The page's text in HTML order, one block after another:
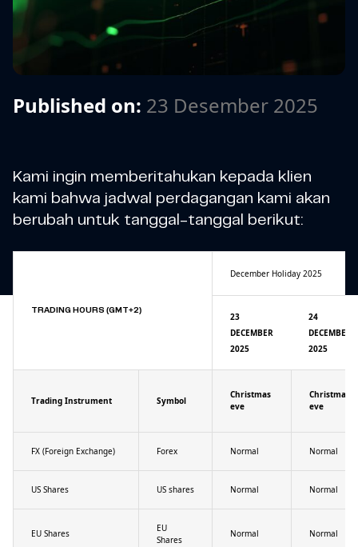
Published on: 23 Desember 2025
Kami ingin memberitahukan kepada klien
kami bahwa jadwal perdagangan kami akan
berubah untuk tanggal-tanggal berikut:
TRADING HOURS (GMT+2)
December Holiday 2025
23
DECEMBER
2025
24
DECEMBER
2025
Trading Instrument Symbol
Christmas
eve
Christmas
eve
FX (Foreign Exchange) Forex Normal Normal
US Shares US shares Normal Normal
EU Shares
EU
Shares
Normal Normal